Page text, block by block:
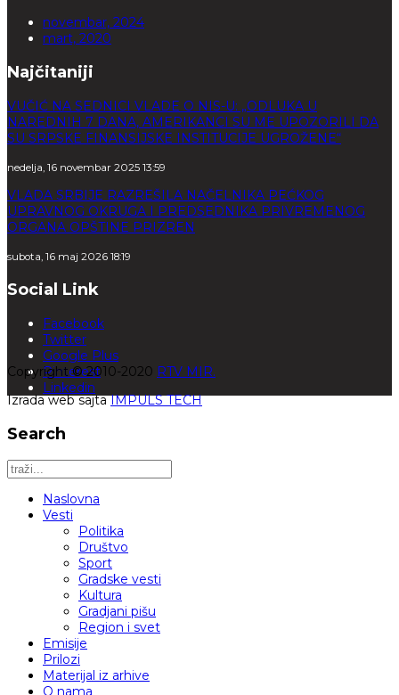
novembar, 2024
mart, 2020
Najčitaniji
VUČIĆ NA SEDNICI VLADE O NIS-U: „ODLUKA U
NAREDNIH 7 DANA, AMERIKANCI SU ME UPOZORILI DA
SU SRPSKE FINANSIJSKE INSTITUCIJE UGROŽENE“
nedelja, 16 novembar 2025 13:59
VLADA SRBIJE RAZREŠILA NAČELNIKA PEĆKOG
UPRAVNOG OKRUGA I PREDSEDNIKA PRIVREMENOG
ORGANA OPŠTINE PRIZREN
subota, 16 maj 2026 18:19
Social Link
Facebook
Twitter
Google Plus
Pinterest
Linkedin
Copyright © 2010-2020 RTV MIR.
Izrada web sajtaIMPULS TECH
Search
Naslovna
Vesti
Politika
Društvo
Sport
Gradske vesti
Kultura
Gradjani pišu
Region i svet
Emisije
Prilozi
Materijal iz arhive
O nama